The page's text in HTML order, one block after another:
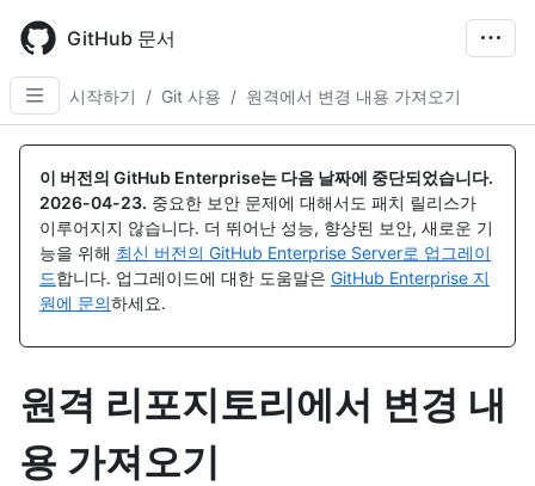
main
content
GitHub 문서
시작하기 / Git 사용 / 원격에서 변경 내용 가져오기
이 버전의 GitHub Enterprise는 다음 날짜에 중단되었습니다.
2026-04-23. 중요한 보안 문제에 대해서도 패치 릴리스가
이루어지지 않습니다. 더 뛰어난 성능, 향상된 보안, 새로운 기
능을 위해 최신 버전의 GitHub Enterprise Server로 업그레이
드합니다. 업그레이드에 대한 도움말은 GitHub Enterprise 지
원에 문의하세요.
원격 리포지토리에서 변경 내
용 가져오기